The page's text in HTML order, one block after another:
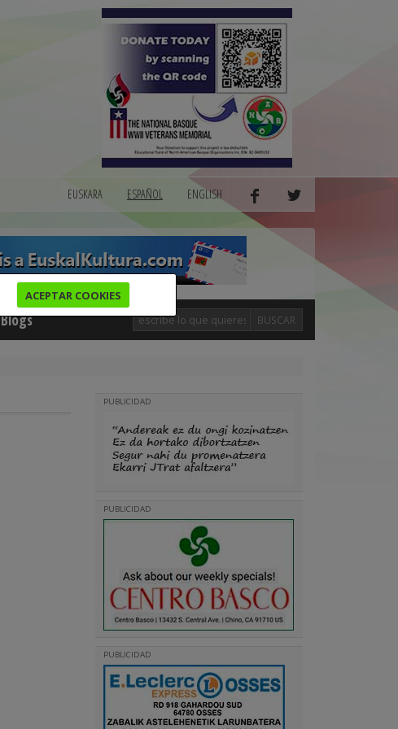
ACEPTAR COOKIES
EUSKARA ESPAÑOL ENGLISH
Blogs BUSCAR
PUBLICIDAD
PUBLICIDAD
PUBLICIDAD